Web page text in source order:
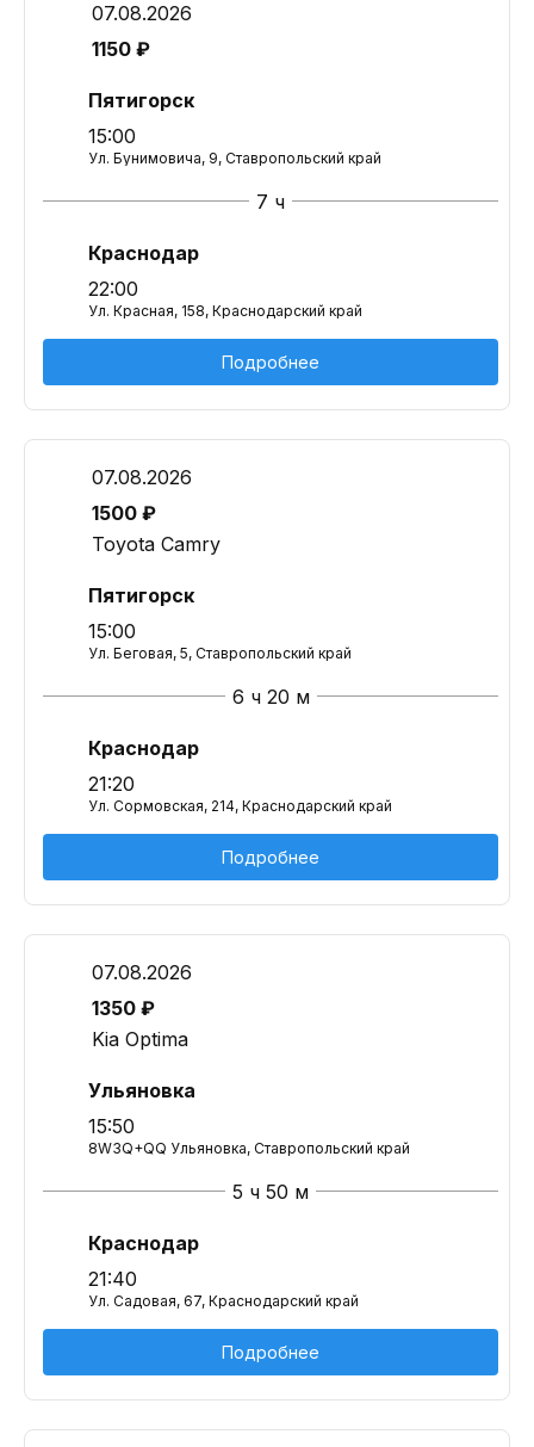
07.08.2026
1150 ₽
Пятигорск
15:00
Ул. Бунимовича, 9, Ставропольский край
7 ч
Краснодар
22:00
Ул. Красная, 158, Краснодарский край
Подробнее
07.08.2026
1500 ₽
Toyota Camry
Пятигорск
15:00
Ул. Беговая, 5, Ставропольский край
6 ч 20 м
Краснодар
21:20
Ул. Сормовская, 214, Краснодарский край
Подробнее
07.08.2026
1350 ₽
Kia Optima
Ульяновка
15:50
8W3Q+QQ Ульяновка, Ставропольский край
5 ч 50 м
Краснодар
21:40
Ул. Садовая, 67, Краснодарский край
Подробнее